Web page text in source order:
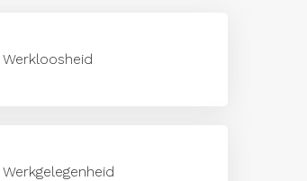
Werkloosheid
Werkgelegenheid